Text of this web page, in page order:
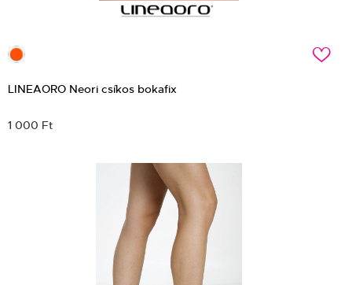
c
LINEAORO Neori csíkos bokafix
1 000 Ft